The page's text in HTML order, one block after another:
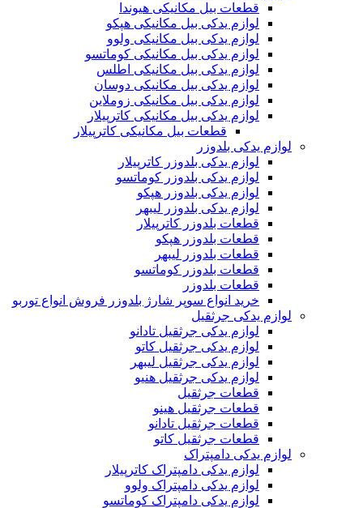
قطعات بیل مکانیکی هیوندا
لوازم یدکی بیل مکانیکی هپکو
لوازم یدکی بیل مکانیکی ولوو
لوازم یدکی بیل مکانیکی کوماتسو
لوازم یدکی بیل مکانیکی اطلس
لوازم یدکی بیل مکانیکی دوسان
لوازم یدکی بیل مکانیکی زوملاین
لوازم یدکی بیل مکانیکی کاترپیلار
قطعات بیل مکانیکی کاترپیلار
لوازم یدکی بلدوزر
لوازم یدکی بلدوزر کاترپیلار
لوازم یدکی بلدوزر کوماتسو
لوازم یدکی بلدوزر هپکو
لوازم یدکی بلدوزر لیبهر
قطعات بلدوزر کاترپیلار
قطعات بلدوزر هپکو
قطعات بلدوزر لیبهر
قطعات بلدوزر کوماتسو
قطعات بلدوزر
خرید انواع سوپر شارژ بلدوزر فروش انواع توربو
لوازم یدکی جرثقیل
لوازم یدکی جرثقیل تادانو
لوازم یدکی جرثقیل کاتو
لوازم یدکی جرثقیل لیبهر
لوازم یدکی جرثقیل هنیو
قطعات جرثقیل
قطعات جرثقیل هینو
قطعات جرثقیل تادانو
قطعات جرثقیل کاتو
لوازم یدکی دامپتراک
لوازم یدکی دامپتراک کاترپیلار
لوازم یدکی دامپتراک ولوو
لوازم یدکی دامپتراک کوماتسو